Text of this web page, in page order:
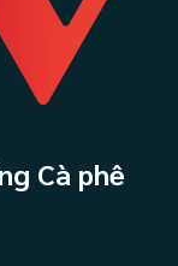
Cà phê